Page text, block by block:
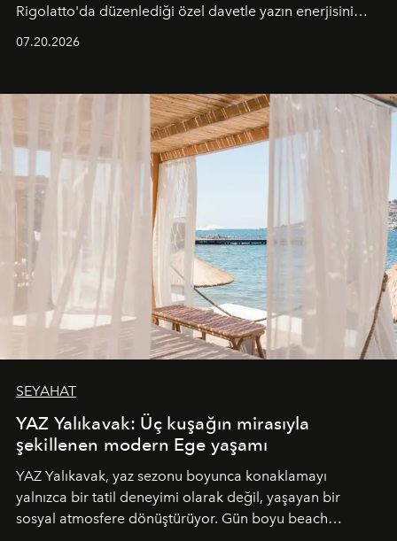
Rigolatto'da düzenlediği özel davetle yazın enerjisini
07.20.2026
SEYAHAT
YAZ Yalıkavak: Üç kuşağın mirasıyla
şekillenen modern Ege yaşamı
YAZ Yalıkavak, yaz sezonu boyunca konaklamayı
yalnızca bir tatil deneyimi olarak değil, yaşayan bir
sosyal atmosfere dönüştürüyor. Gün boyu beach